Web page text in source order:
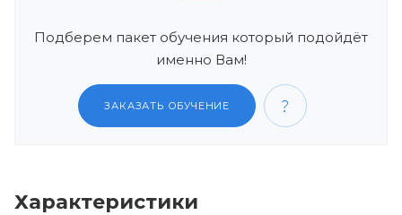
Подберем пакет обучения который подойдёт
именно Вам!
ЗАКАЗАТЬ ОБУЧЕНИЕ
Характеристики